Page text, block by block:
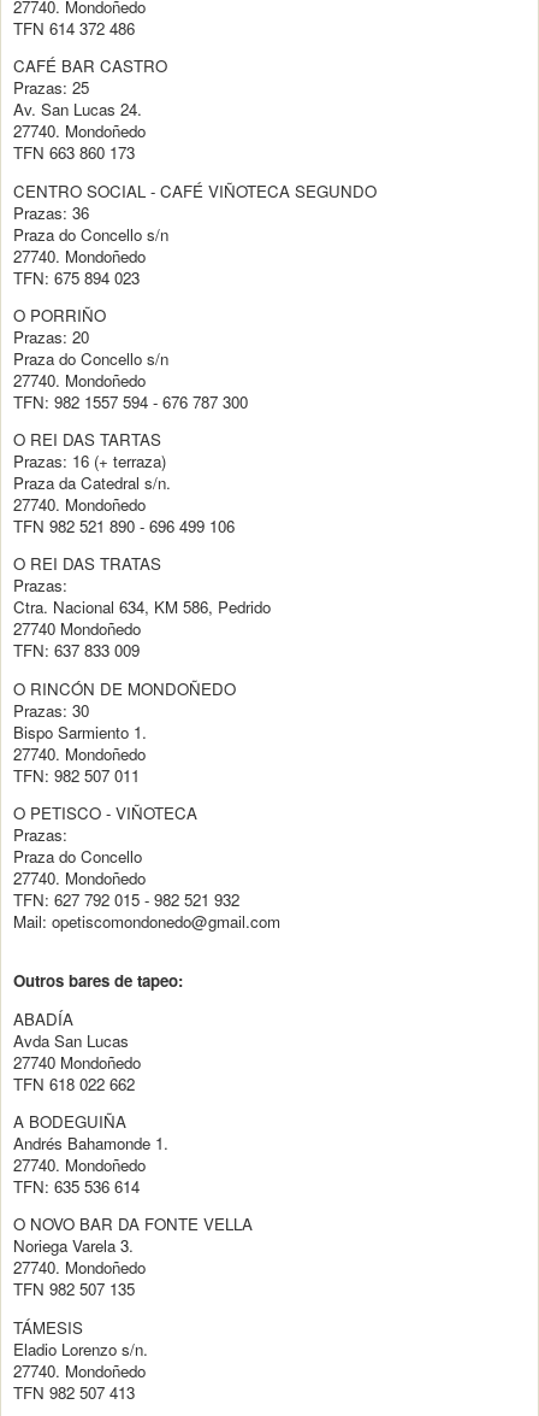
27740. Mondoñedo
TFN 614 372 486
CAFÉ BAR CASTRO
Prazas: 25
Av. San Lucas 24.
27740. Mondoñedo
TFN 663 860 173
CENTRO SOCIAL - CAFÉ VIÑOTECA SEGUNDO
Prazas: 36
Praza do Concello s/n
27740. Mondoñedo
TFN: 675 894 023
O PORRIÑO
Prazas: 20
Praza do Concello s/n
27740. Mondoñedo
TFN: 982 1557 594 - 676 787 300
O REI DAS TARTAS
Prazas: 16 (+ terraza)
Praza da Catedral s/n.
27740. Mondoñedo
TFN 982 521 890 - 696 499 106
O REI DAS TRATAS
Prazas:
Ctra. Nacional 634, KM 586, Pedrido
27740 Mondoñedo
TFN: 637 833 009
O RINCÓN DE MONDOÑEDO
Prazas: 30
Bispo Sarmiento 1.
27740. Mondoñedo
TFN: 982 507 011
O PETISCO - VIÑOTECA
Prazas:
Praza do Concello
27740. Mondoñedo
TFN: 627 792 015 - 982 521 932
Mail: opetiscomondonedo@gmail.com
Outros bares de tapeo:
ABADÍA
Avda San Lucas
27740 Mondoñedo
TFN 618 022 662
A BODEGUIÑA
Andrés Bahamonde 1.
27740. Mondoñedo
TFN: 635 536 614
O NOVO BAR DA FONTE VELLA
Noriega Varela 3.
27740. Mondoñedo
TFN 982 507 135
TÁMESIS
Eladio Lorenzo s/n.
27740. Mondoñedo
TFN 982 507 413